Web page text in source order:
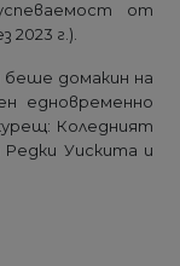
от
2023 г.).
домакин на
едновременно
Коледният
Редки Уискита и